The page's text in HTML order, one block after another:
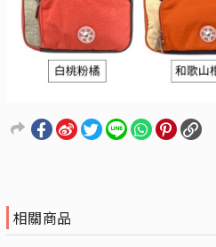
相關商品